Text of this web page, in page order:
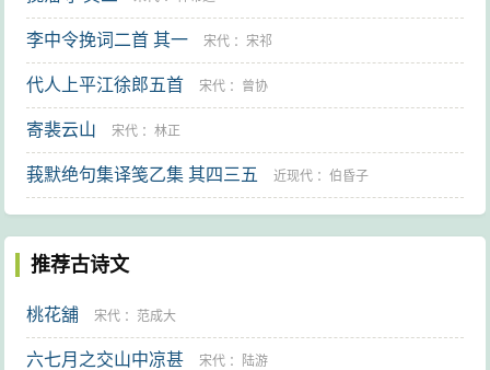
李中令挽词二首 其一 宋代 ：宋祁
代人上平江徐郎五首 宋代 ： 曾协
寄裴云山 宋代 ：林正
莪默绝句集译笺乙集 其四三五 近现代 ：伯昏子
推荐古诗文
桃花舖 宋代 ： 范成大
六七月之交山中凉甚 宋代 ： 陆游